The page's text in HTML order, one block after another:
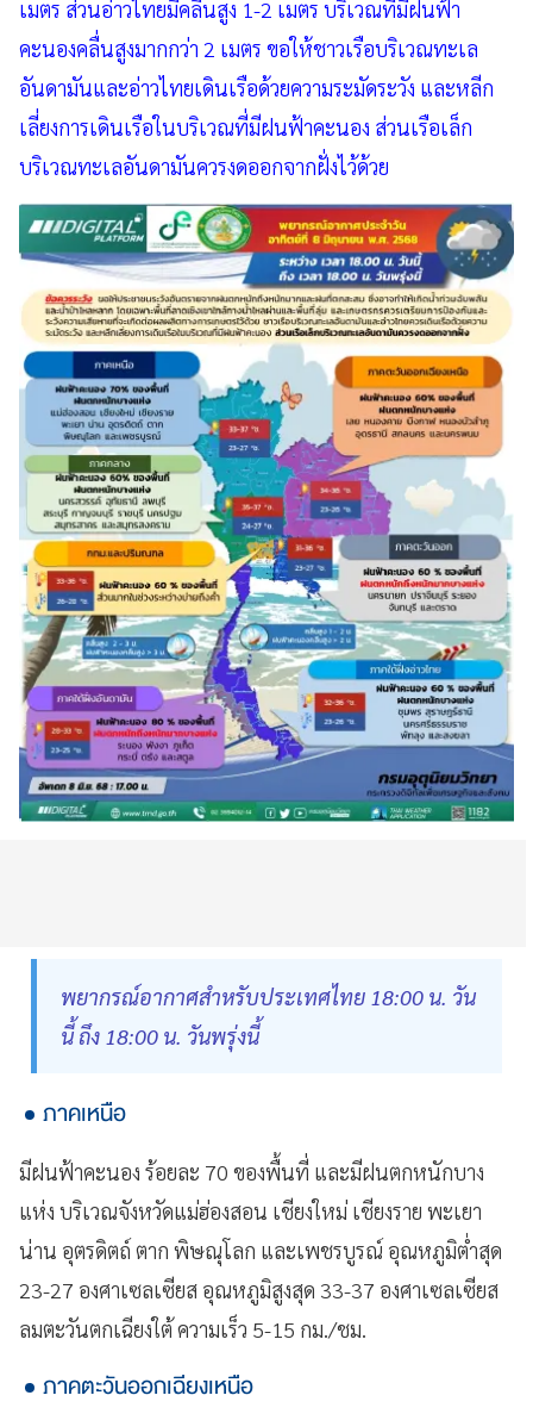
เมตร ส่วนอ่าวไทยมีคลื่นสูง 1-2 เมตร บริเวณที่มีฝนฟ้า
คะนองคลื่นสูงมากกว่า 2 เมตร ขอให้ชาวเรือบริเวณทะเล
อันดามันและอ่าวไทยเดินเรือด้วยความระมัดระวัง และหลีก
เลี่ยงการเดินเรือในบริเวณที่มีฝนฟ้าคะนอง ส่วนเรือเล็ก
บริเวณทะเลอันดามันควรงดออกจากฝั่งไว้ด้วย
พยากรณ์อากาศสำหรับประเทศไทย 18:00 น. วัน
นี้ ถึง 18:00 น. วันพรุ่งนี้
ภาคเหนือ
มีฝนฟ้าคะนอง ร้อยละ 70 ของพื้นที่ และมีฝนตกหนักบาง
แห่ง บริเวณจังหวัดแม่ฮ่องสอน เชียงใหม่ เชียงราย พะเยา
น่าน อุตรดิตถ์ ตาก พิษณุโลก และเพชรบูรณ์ อุณหภูมิต่ำสุด
23-27 องศาเซลเซียส อุณหภูมิสูงสุด 33-37 องศาเซลเซียส
ลมตะวันตกเฉียงใต้ ความเร็ว 5-15 กม./ชม.
ภาคตะวันออกเฉียงเหนือ